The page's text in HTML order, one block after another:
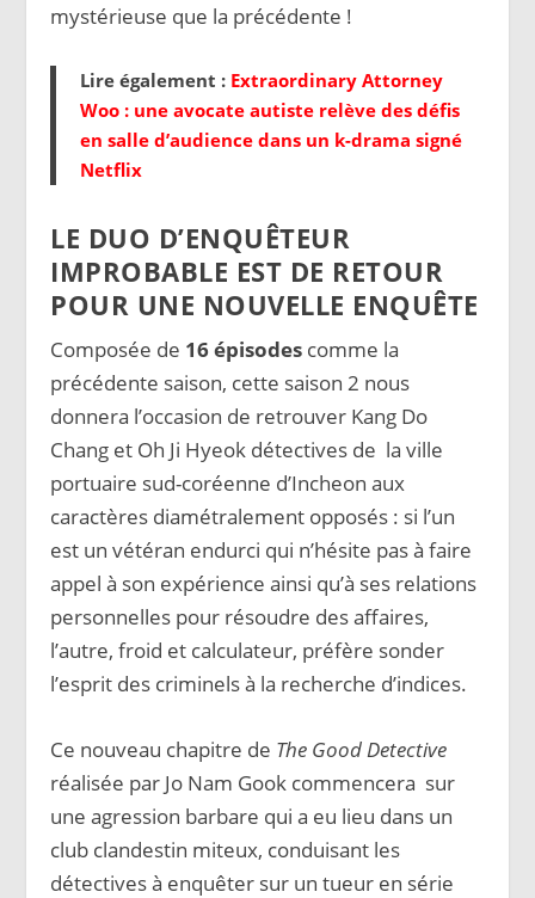
mystérieuse que la précédente !
Lire également : Extraordinary Attorney
Woo : une avocate autiste relève des défis
en salle d’audience dans un k-drama signé
Netflix
LE DUO D’ENQUÊTEUR
IMPROBABLE EST DE RETOUR
POUR UNE NOUVELLE ENQUÊTE
Composée de 16 épisodes comme la
précédente saison, cette saison 2 nous
donnera l’occasion de retrouver Kang Do
Chang et Oh Ji Hyeok détectives de la ville
portuaire sud-coréenne d’Incheon aux
caractères diamétralement opposés : si l’un
est un vétéran endurci qui n’hésite pas à faire
appel à son expérience ainsi qu’à ses relations
personnelles pour résoudre des affaires,
l’autre, froid et calculateur, préfère sonder
l’esprit des criminels à la recherche d’indices.
Ce nouveau chapitre de The Good Detective
réalisée par Jo Nam Gook commencera sur
une agression barbare qui a eu lieu dans un
club clandestin miteux, conduisant les
détectives à enquêter sur un tueur en série